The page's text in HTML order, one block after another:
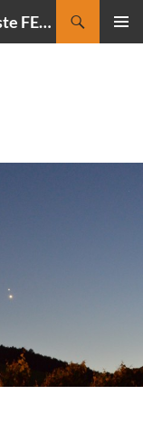
CIELMANIA : le blog de Jean-Baptiste FELDMANN, photographe du ciel